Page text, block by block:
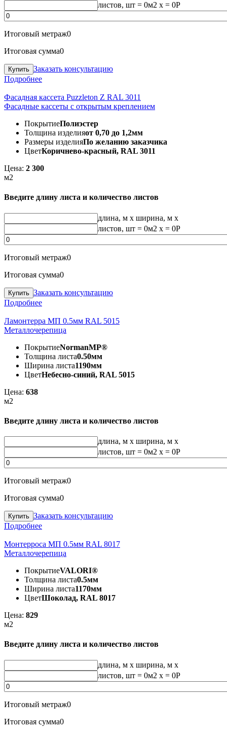
листов, шт = 0м2 x = 0Р
Итоговый метраж0
Итоговая сумма0
Заказать консультацию
Подробнее
Фасадная кассета Puzzleton Z RAL 3011
Фасадные кассеты с открытым креплением
ПокрытиеПолиэстер
Толщина изделияот 0,70 до 1,2мм
Размеры изделияПо желанию заказчика
ЦветКоричнево-красный, RAL 3011
Цена: 2 300
м2
Введите длину листа и количество листов
длина, м x ширина, м x
листов, шт = 0м2 x = 0Р
Итоговый метраж0
Итоговая сумма0
Заказать консультацию
Подробнее
Ламонтерра МП 0.5мм RAL 5015
Металлочерепица
ПокрытиеNormanMP®
Толщина листа0.50мм
Ширина листа1190мм
ЦветНебесно-синий, RAL 5015
Цена: 638
м2
Введите длину листа и количество листов
длина, м x ширина, м x
листов, шт = 0м2 x = 0Р
Итоговый метраж0
Итоговая сумма0
Заказать консультацию
Подробнее
Монтерроса МП 0.5мм RAL 8017
Металлочерепица
ПокрытиеVALORI®
Толщина листа0.5мм
Ширина листа1170мм
ЦветШоколад, RAL 8017
Цена: 829
м2
Введите длину листа и количество листов
длина, м x ширина, м x
листов, шт = 0м2 x = 0Р
Итоговый метраж0
Итоговая сумма0